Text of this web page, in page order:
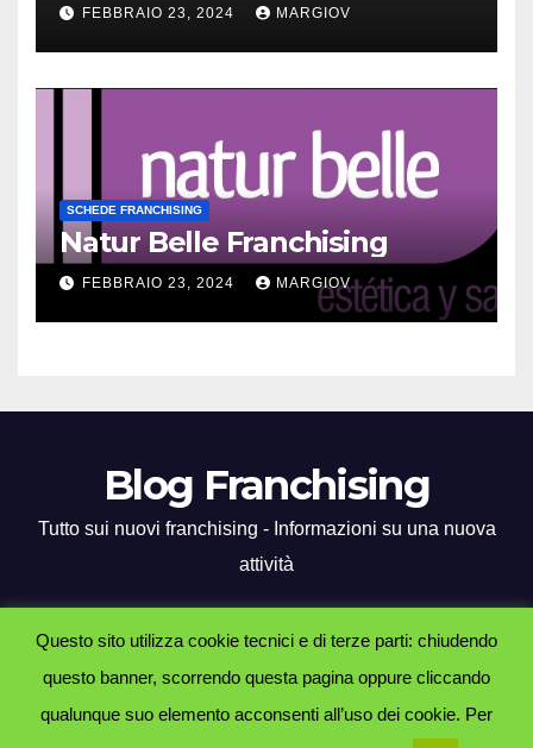
FEBBRAIO 23, 2024 MARGIOV
SCHEDE FRANCHISING
Natur Belle Franchising
FEBBRAIO 23, 2024 MARGIOV
Blog Franchising
Tutto sui nuovi franchising - Informazioni su una nuova
attività
Proudly powered by WordPress|Tema: Newsup diThemeansar.
Informativa Privacy
Questo sito utilizza cookie tecnici e di terze parti: chiudendo
questo banner, scorrendo questa pagina oppure cliccando
qualunque suo elemento acconsenti all’uso dei cookie. Per